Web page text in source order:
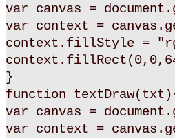
var canvas =
var context =
context.fillStyle =
}
function
var canvas =
var context =